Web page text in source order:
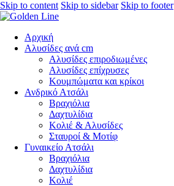
Skip to content Skip to sidebar Skip to footer
Αρχική
Αλυσίδες ανά cm
Αλυσίδες επιροδιωμένες
Αλυσίδες επίχρυσες
Κουμπώματα και κρίκοι
Ανδρικό Ατσάλι
Βραχιόλια
Δαχτυλίδια
Κολιέ & Αλυσίδες
Σταυροί & Μοτίφ
Γυναικείο Ατσάλι
Βραχιόλια
Δαχτυλίδια
Κολιέ